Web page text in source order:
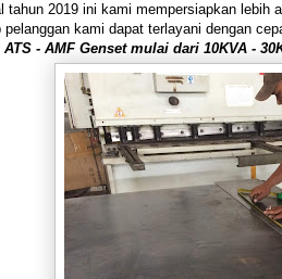
tahun 2019 ini kami mempersiapkan lebih
pelanggan kami dapat terlayani dengan
- AMF Genset mulai dari 10KVA -